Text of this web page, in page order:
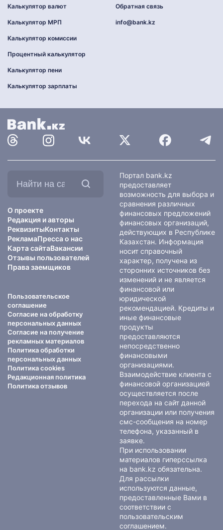
Калькулятор валют
Калькулятор МРП
Калькулятор комиссии
Процентный калькулятор
Калькулятор пени
Калькулятор зарплаты
Обратная связь
info@bank.kz
О проекте
Редакция и авторы
РеквизитыКонтакты
РекламаПресса о нас
Карта сайтаВакансии
Отзывы пользователей
Права заемщиков
Пользовательское
соглашение
Согласие на обработку
персональных данных
Согласие на получение
рекламных материалов
Политика обработки
персональных данных
Политика cookies
Редакционная политика
Политика отзывов
Портал bank.kz
предоставляет
возможность для выбора и
сравнения различных
финансовых предложений
финансовых организаций,
действующих в Республике
Казахстан. Информация
носит справочный
характер, получена из
сторонних источников без
изменений и не является
финансовой или
юридической
рекомендацией. Кредиты и
иные финансовые
продукты
предоставляются
непосредственно
финансовыми
организациями.
Взаимодействие клиента с
финансовой организацией
осуществляется после
перехода на сайт данной
организации или получения
смс-сообщения на номер
телефона, указанный в
заявке.
При использовании
материалов гиперссылка
на bank.kz обязательна.
Для рассылки
используются данные,
предоставленные Вами в
соответствии с
пользовательским
соглашением.